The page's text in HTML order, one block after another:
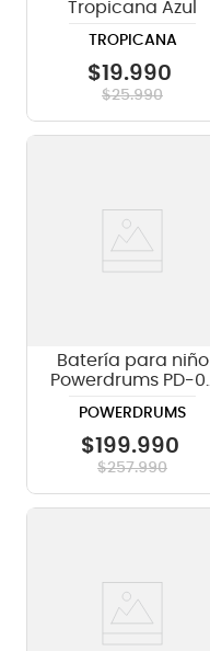
Tropicana Azul
TROPICANA
$19.990
$25.990
Batería para niño
Powerdrums PD-03
POWERDRUMS
$199.990
$257.990